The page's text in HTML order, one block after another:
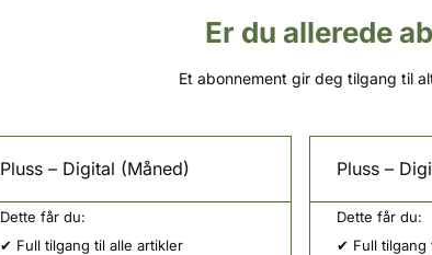
Er du allerede
Et abonnement gir deg tilgang til
Pluss – Digital (Måned)
Dette får du:
✔ Full tilgang til alle artikler
Pluss –
Dette får du:
✔ Full tilgang